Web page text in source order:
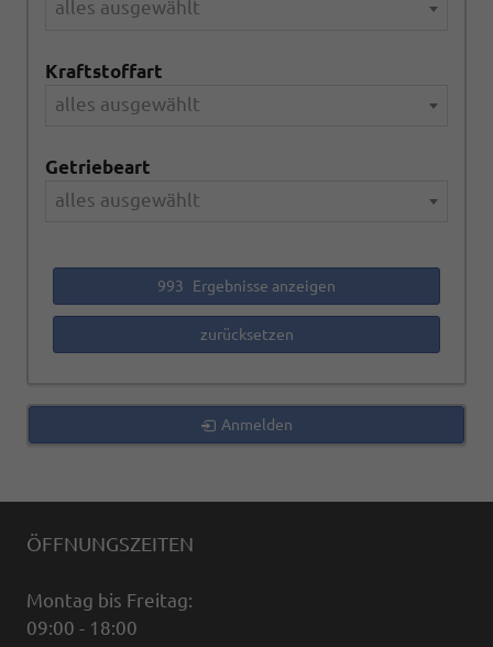
alles ausgewählt
Kraftstoffart
alles ausgewählt
Getriebeart
alles ausgewählt
993 Ergebnisse anzeigen
zurücksetzen
Anmelden
ÖFFNUNGSZEITEN
Montag bis Freitag:
09:00 - 18:00